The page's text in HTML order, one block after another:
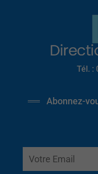
Tél. :
Abonnez-